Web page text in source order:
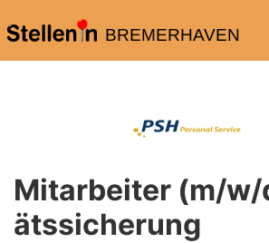
BREMERHAVEN
Mitarbeiter (m/w/
ätssicherung